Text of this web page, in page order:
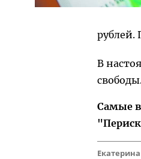
рублей.
В
Самые